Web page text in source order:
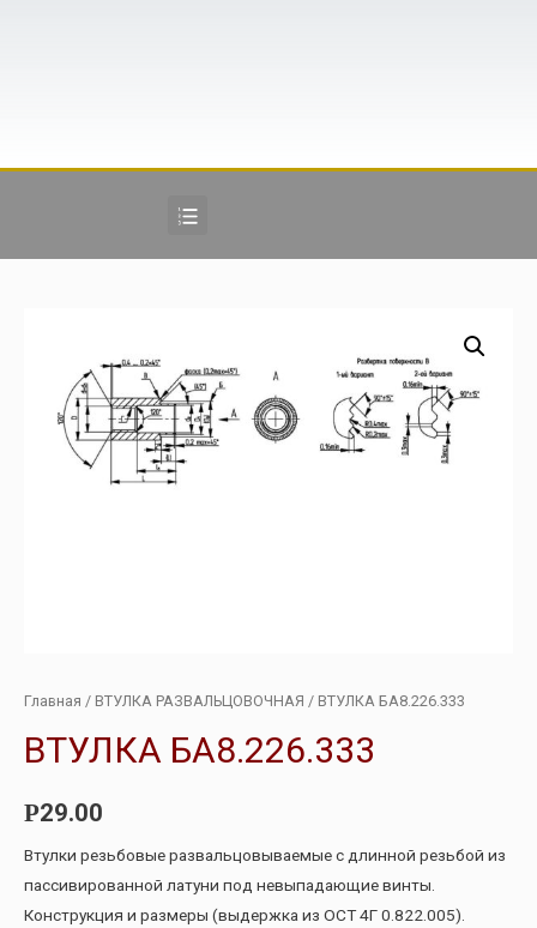
Главная / ВТУЛКА РАЗВАЛЬЦОВОЧНАЯ / ВТУЛКА БА8.226.333
ВТУЛКА БА8.226.333
Р29.00
Втулки резьбовые развальцовываемые с длинной резьбой из
пассивированной латуни под невыпадающие винты.
Конструкция и размеры (выдержка из ОСТ 4Г 0.822.005).